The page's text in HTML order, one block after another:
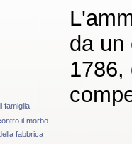
famiglia
il morbo
fabbrica
da un
1786,